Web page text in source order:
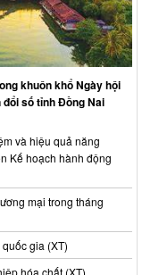
khuôn khổ Ngày hội
số tỉnh Đồng Nai
và hiệu quả năng
Kế hoạch hành động
mại trong tháng
gia (XT)